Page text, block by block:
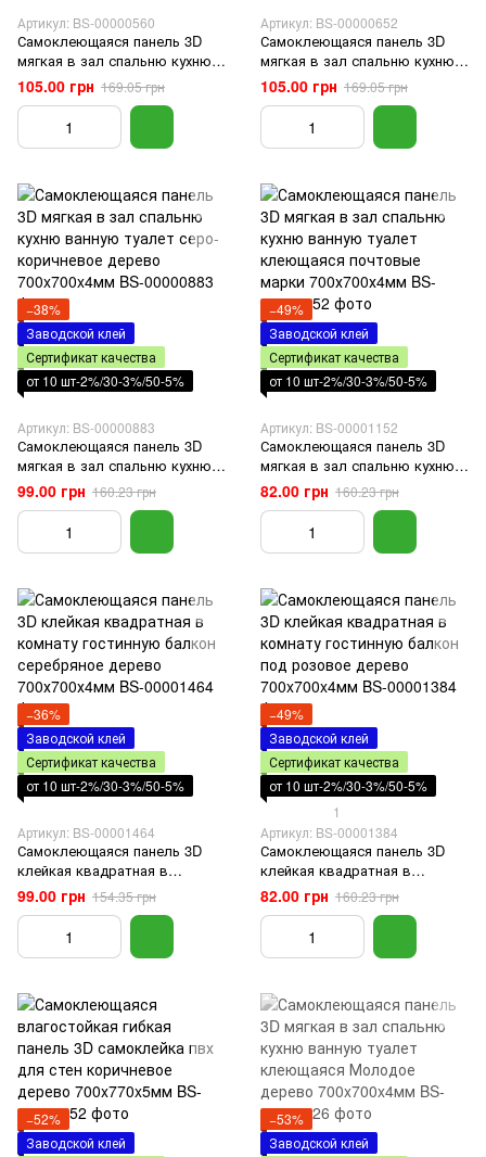
Артикул: BS-00000560
Самоклеющаяся панель 3D
мягкая в зал спальню кухню
ванную туалет клеющаяся
карамельное дерево
700x700x4мм
105.00 грн 169.05 грн
Артикул: BS-00000652
Самоклеющаяся панель 3D
мягкая в зал спальню кухню
ванную туалет клеющаяся
дерево белое 700x700x6мм
105.00 грн 169.05 грн
−38%
Заводской клей
Сертификат качества
от 10 шт-2%/30-3%/50-5%
Артикул: BS-00000883
Самоклеющаяся панель 3D
мягкая в зал спальню кухню
ванную туалет серо-
коричневое дерево
700x700x4мм
99.00 грн 160.23 грн
−49%
Заводской клей
Сертификат качества
от 10 шт-2%/30-3%/50-5%
Артикул: BS-00001152
Самоклеющаяся панель 3D
мягкая в зал спальню кухню
ванную туалет клеющаяся
почтовые марки 700х700х4мм
82.00 грн 160.23 грн
−36%
Заводской клей
Сертификат качества
от 10 шт-2%/30-3%/50-5%
Артикул: BS-00001464
Самоклеющаяся панель 3D
клейкая квадратная в
комнату гостинную балкон
серебряное дерево
700х700х4мм
99.00 грн 154.35 грн
−49%
Заводской клей
Сертификат качества
от 10 шт-2%/30-3%/50-5%
1
Артикул: BS-00001384
Самоклеющаяся панель 3D
клейкая квадратная в
комнату гостинную балкон
под розовое дерево
700x700x4мм
82.00 грн 160.23 грн
−52%
Заводской клей
−53%
Заводской клей